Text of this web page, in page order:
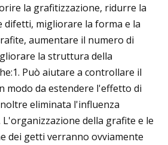
la grafitizzazione, ridurre la
difetti, migliorare la forma e la
aumentare il numero di
la struttura della
Può aiutare a controllare il
modo da estendere l'effetto di
eliminata l'influenza
della grafite e le
dei getti verranno ovviamente